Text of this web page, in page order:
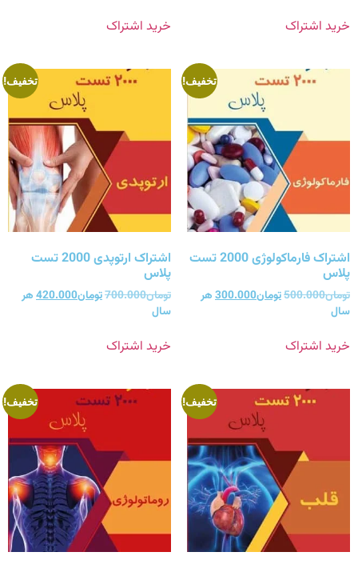
خرید اشتراک خرید اشتراک
تخفیف!
اشتراک فارماکولوژی 2000 تست
پلاس
تومان500.000تومان300.000هر
سال
خرید اشتراک
تخفیف!
اشتراک ارتوپدی 2000 تست
پلاس
تومان700.000تومان420.000هر
سال
خرید اشتراک
تخفیف! تخفیف!